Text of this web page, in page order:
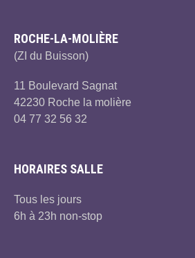
ROCHE-LA-MOLIÈRE
(ZI du Buisson)
11 Boulevard Sagnat
42230 Roche la molière
04 77 32 56 32
HORAIRES SALLE
Tous les jours
6h à 23h non-stop